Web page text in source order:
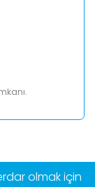
olmak için